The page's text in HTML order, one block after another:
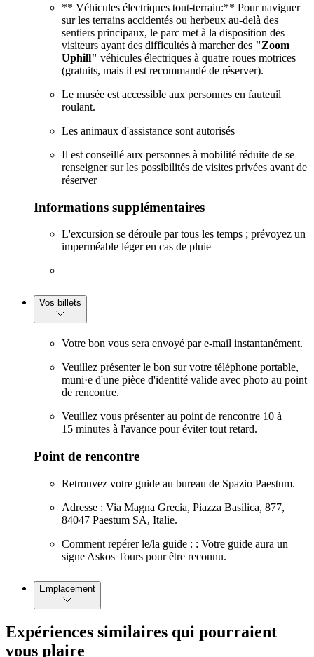
** Véhicules électriques tout-terrain:** Pour naviguer
sur les terrains accidentés ou herbeux au-delà des
sentiers principaux, le parc met à la disposition des
visiteurs ayant des difficultés à marcher des "Zoom
Uphill" véhicules électriques à quatre roues motrices
(gratuits, mais il est recommandé de réserver).
Le musée est accessible aux personnes en fauteuil
roulant.
Les animaux d'assistance sont autorisés
Il est conseillé aux personnes à mobilité réduite de se
renseigner sur les possibilités de visites privées avant de
réserver
Informations supplémentaires
L'excursion se déroule par tous les temps ; prévoyez un
imperméable léger en cas de pluie
Vos billets
Votre bon vous sera envoyé par e-mail instantanément.
Veuillez présenter le bon sur votre téléphone portable,
muni·e d'une pièce d'identité valide avec photo au point
de rencontre.
Veuillez vous présenter au point de rencontre 10 à
15 minutes à l'avance pour éviter tout retard.
Point de rencontre
Retrouvez votre guide au bureau de Spazio Paestum.
Adresse : Via Magna Grecia, Piazza Basilica, 877,
84047 Paestum SA, Italie.
Comment repérer le/la guide : : Votre guide aura un
signe Askos Tours pour être reconnu.
Emplacement
Expériences similaires qui pourraient
vous plaire